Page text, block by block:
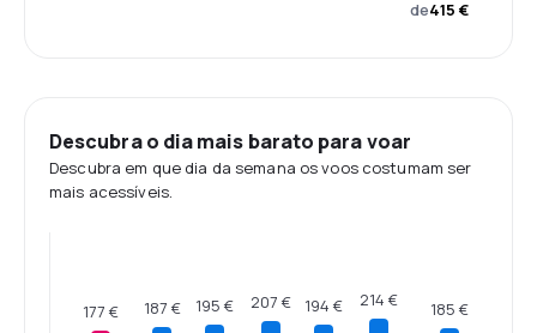
de415 €
Descubra o dia mais barato para voar
Descubra em que dia da semana os voos costumam ser
mais acessíveis.
177 € 187 € 195 € 207 € 194 € 214 € 185 €